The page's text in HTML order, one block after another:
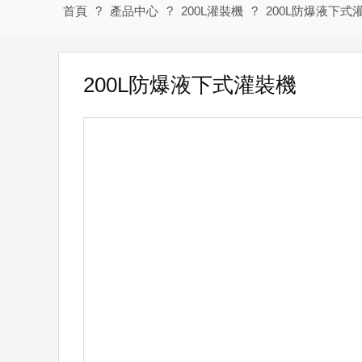
首頁 ? 產品中心 ? 200L灌裝機 ? 200L防爆液下式
200L防爆液下式灌裝機